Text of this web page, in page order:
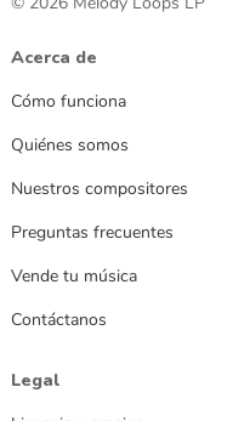
Acerca de
Cómo funciona
Quiénes somos
Nuestros compositores
Preguntas frecuentes
Vende tu música
Contáctanos
Legal